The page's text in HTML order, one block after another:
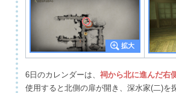
6日のカレンダーは、 祠から北に進んだ右
使用すると北側の扉が開き、深水家(二)を